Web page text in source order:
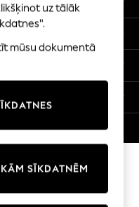
tiesības aizsargātas.
uz tālāk
mūsu dokumentā
SĪKDATNĒM